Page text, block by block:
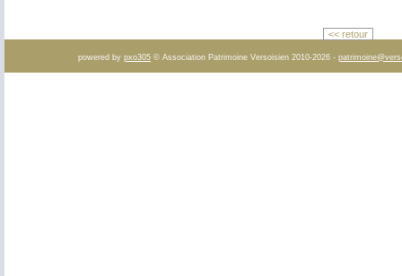
<< retour
powered by pxo305 © Association Patrimoine Versoisien 2010-2026 -